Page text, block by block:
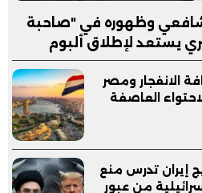
وظهوره في "صاحبة
يستعد لإطلاق ألبوم
الانفجار ومصر
العاصفة
إيران تدرس منع
من عبور